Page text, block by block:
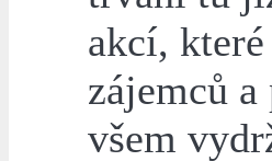
akcí,
zájemců
všem